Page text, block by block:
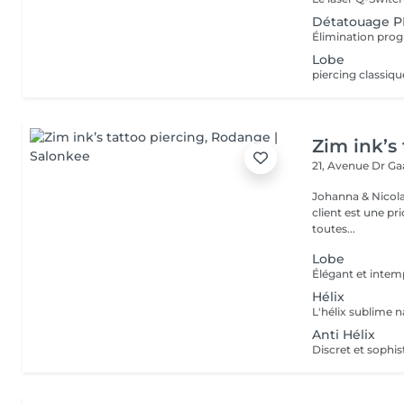
Détatouage
Lobe
Zim
21, Avenue Dr
Johanna & Nicolas Duo dans la vie et dans le travaille ! Chez
client est une priorité ! Nous mettons le coeur à
toutes...
Lobe
Hélix
Anti Hélix